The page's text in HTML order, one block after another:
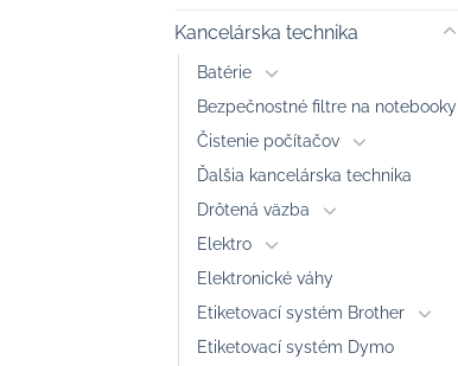
Kancelárska technika
Batérie
Bezpečnostné filtre na notebooky
Čistenie počítačov
Ďalšia kancelárska technika
Drôtená väzba
Elektro
Elektronické váhy
Etiketovací systém Brother
Etiketovací systém Dymo